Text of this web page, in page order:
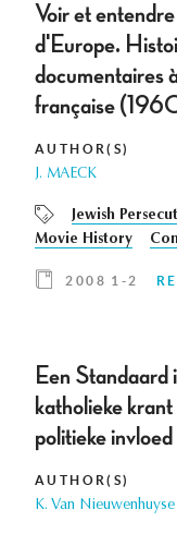
Voir et
d'Europe.
documentaires
française
AUTHOR(S)
J. MAECK
Jewish
Movie History
2008 1-2
Een
katholieke
politieke
AUTHOR(S)
K. Van Nieuwenhuyse